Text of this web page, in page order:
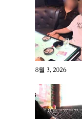
8월 3, 2026